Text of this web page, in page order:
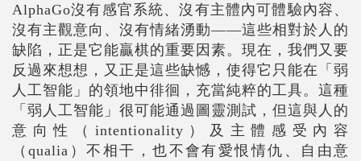
AlphaGo沒有感官系統、沒有主體內可體驗內容、
沒有主觀意向、沒有情緒湧動——這些相對於人的
缺陷，正是它能贏棋的重要因素。現在，我們又要
反過來想想，又正是這些缺憾，使得它只能在「弱
人工智能」的領地中徘徊，充當純粹的工具。這種
「弱人工智能」很可能通過圖靈測試，但這與人的
意向性（intentionality）及主體感受內容
（qualia）不相干，也不會有愛恨情仇、自由意